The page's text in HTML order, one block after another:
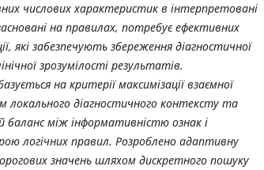
числових характеристик в інтерпретовані
на правилах, потребує ефективних
які забезпечують збереження діагностичної
зрозумілості результатів.
на критерії максимізації взаємної
локального діагностичного контексту та
баланс між інформативністю ознак і
логічних правил. Розроблено адаптивну
значень шляхом дискретного пошуку